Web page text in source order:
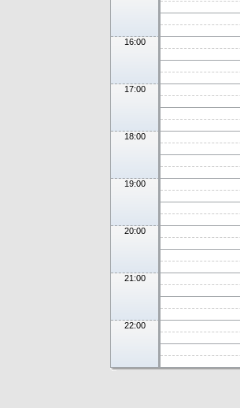
16:00
17:00
18:00
19:00
20:00
21:00
22:00